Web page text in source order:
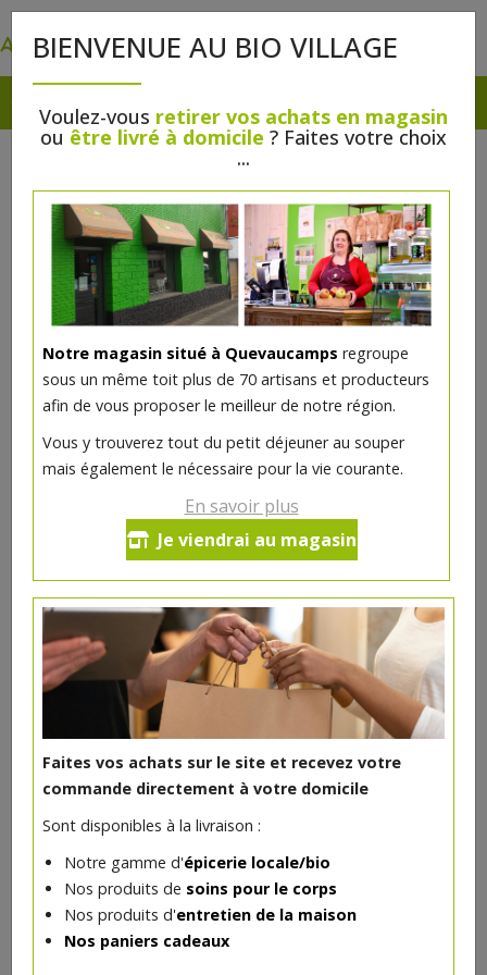
BIENVENUE AU BIO VILLAGE
Voulez-vous retirer vos achats en magasin
ou être livré à domicile ? Faites votre choix
...
Notre magasin situé à Quevaucamps regroupe
sous un même toit plus de 70 artisans et producteurs
afin de vous proposer le meilleur de notre région.
Vous y trouverez tout du petit déjeuner au souper
mais également le nécessaire pour la vie courante.
En savoir plus
Je viendrai au magasin
Faites vos achats sur le site et recevez votre
commande directement à votre domicile
Sont disponibles à la livraison :
Notre gamme d'épicerie locale/bio
Nos produits de soins pour le corps
Nos produits d'entretien de la maison
Nos paniers cadeaux
[STOP] Chips sel bio 125g Trafo
2.39€/pc
Ce produit est indisponible pour le moment.
DANS LA MÊME CATÉGORIE ...
Chips barbecue bio 125g